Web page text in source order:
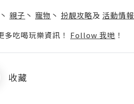
丶 親子 丶 寵物 丶 扮靚攻略及 活動情報
吃喝玩樂資訊！ Follow 我哋 ！
收藏